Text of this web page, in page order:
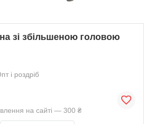
зі збільшеною головою
і роздріб
на сайті — 300 ₴